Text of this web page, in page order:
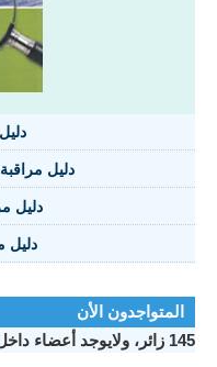
دليل مراقبة
دليل
المتواجدون الأن
145 زائر، ولايوجد أعضاء داخل الموقع